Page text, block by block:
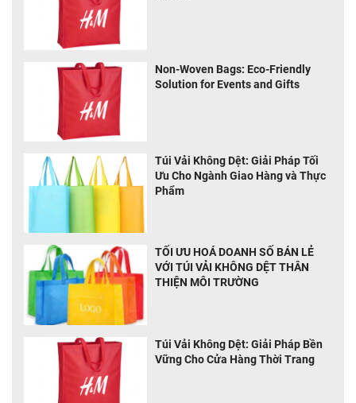
Non-Woven Bags: Eco-Friendly
Solution for Events and Gifts
Túi Vải Không Dệt: Giải Pháp Tối
Ưu Cho Ngành Giao Hàng và Thực
Phẩm
TỐI ƯU HOÁ DOANH SỐ BÁN LẺ
VỚI TÚI VẢI KHÔNG DỆT THÂN
THIỆN MÔI TRƯỜNG
Túi Vải Không Dệt: Giải Pháp Bền
Vững Cho Cửa Hàng Thời Trang